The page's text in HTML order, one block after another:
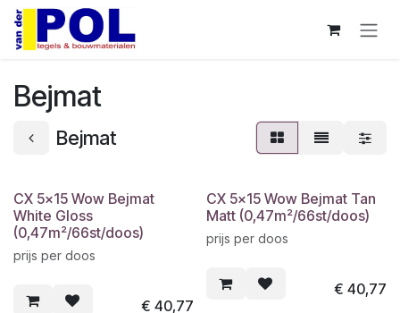
Overslaan naar inhoud
Bejmat
Bejmat
CX 5x15 Wow Bejmat
White Gloss
(0,47m²/66st/doos)
prijs per doos
€ 40,77
CX 5x15 Wow Bejmat Tan
Matt (0,47m²/66st/doos)
prijs per doos
€ 40,77